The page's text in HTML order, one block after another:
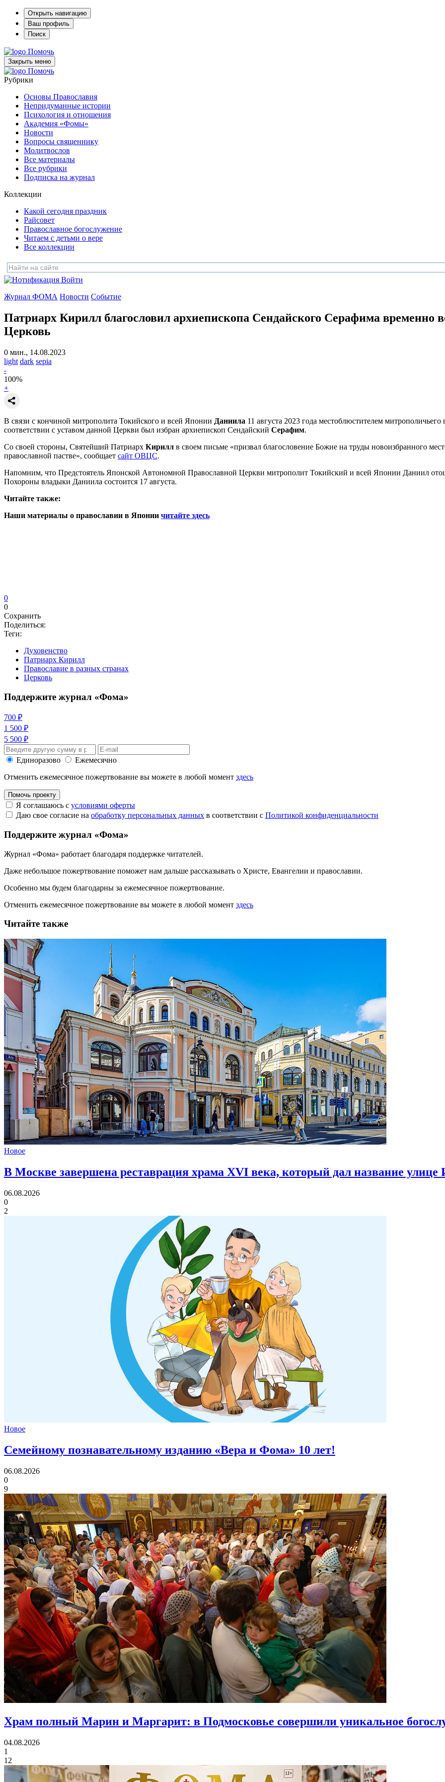
Открыть навигацию
Ваш профиль
Поиск
Помочь
Закрыть меню
Помочь
Рубрики
Основы Православия
Непридуманные истории
Психология и отношения
Академия «Фомы»
Новости
Вопросы священнику
Молитвослов
Все материалы
Все рубрики
Подписка на журнал
Коллекции
Какой сегодня праздник
Райсовет
Православное богослужение
Читаем с детьми о вере
Все коллекции
Войти
Журнал ФОМА Новости Событие
Патриарх Кирилл благословил архиепископа Сендайского Серафима временно
Церковь
0 мин., 14.08.2023
light dark sepia
-
100%
+
В связи с кончиной митрополита Токийского и всей Японии Даниила 11 августа 2023 года местоблюстителем
соответствии с уставом данной Церкви был избран архиепископ Сендайский Серафим.
Со своей стороны, Святейший Патриарх Кирилл в своем письме «призвал благословение Божие на труды новоизбранного
православной пастве», сообщает сайт ОВЦС.
Напомним, что Предстоятель Японской Автономной Православной Церкви митрополит Токийский и всей Японии Даниил
Похороны владыки Даниила состоится 17 августа.
Читайте также:
Наши материалы о православии в Японии читайте здесь
0
0
Сохранить
Поделиться:
Теги:
Духовенство
Патриарх Кирилл
Православие в разных странах
Церковь
Поддержите журнал «Фома»
700 ₽
1 500 ₽
5 500 ₽
Единоразово
Ежемесячно
Отменить ежемесячное пожертвование вы можете в любой момент здесь
Помочь проекту
Я соглашаюсь с условиями оферты
Даю свое согласие на обработку персональных данных в соответствии с Политикой конфиденциальности
Поддержите журнал «Фома»
Журнал «Фома» работает благодаря поддержке читателей.
Даже небольшое пожертвование поможет нам дальше рассказывать о Христе, Евангелии и православии.
Особенно мы будем благодарны за ежемесячное пожертвование.
Отменить ежемесячное пожертвование вы можете в любой момент здесь
Читайте также
Новое
В Москве завершена реставрация храма XVI века, который дал название улице
06.08.2026
0
2
Новое
Семейному познавательному изданию «Вера и Фома» 10 лет!
06.08.2026
0
9
Храм полный Марин и Маргарит: в Подмосковье совершили уникальное
04.08.2026
1
12